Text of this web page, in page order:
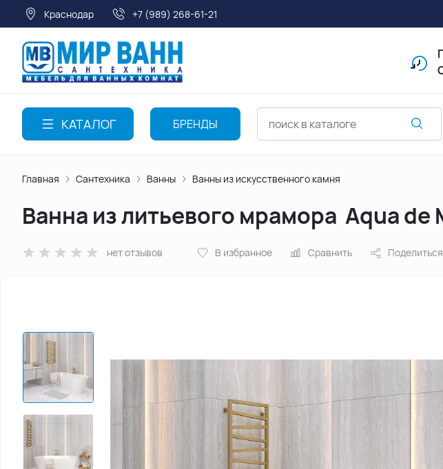
Краснодар +7 (989) 268-61-21
КАТАЛОГ БРЕНДЫ
Главная Сантехника Ванны Ванны из искусственного камня
Ванна из литьевого мрамора Aqua de
нет отзывов В избранное Сравнить Поделиться